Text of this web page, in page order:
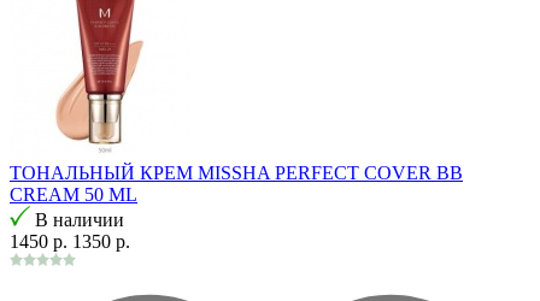
ТОНАЛЬНЫЙ КРЕМ MISSHA PERFECT COVER BB
CREAM 50 ML
В наличии
1450 р. 1350 р.